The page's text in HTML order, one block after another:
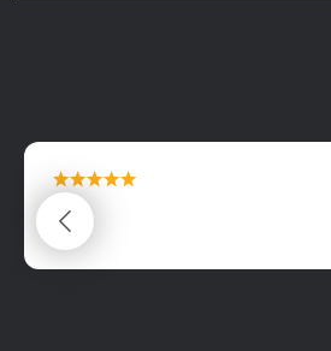
maximální spokojenost
22.06.2025